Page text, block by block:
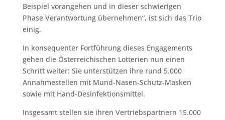
Beispiel vorangehen und in dieser schwierigen
Phase Verantwortung übernehmen“, ist sich das Trio
einig.
In konsequenter Fortführung dieses Engagements
gehen die Österreichischen Lotterien nun einen
Schritt weiter: Sie unterstützen ihre rund 5.000
Annahmestellen mit Mund-Nasen-Schutz-Masken
sowie mit Hand-Desinfektionsmittel.
Insgesamt stellen sie ihren Vertriebspartnern 15.000